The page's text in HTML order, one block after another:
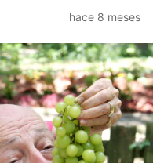
hace 8 meses